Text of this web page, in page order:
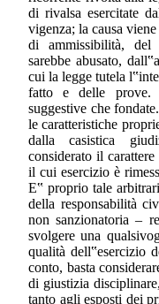
di rivalsa esercitate
vigenza; la causa
di ammissibilità, del
sarebbe abusato,
cui la legge tutela
fatto e delle prove.
suggestive che
le caratteristiche
dalla casistica
considerato il
il cui esercizio è
E‟ proprio tale
della responsabilità
non sanzionatoria –
svolgere una
qualità dell‟esercizio
conto, basta
di giustizia
tanto agli esposti dei